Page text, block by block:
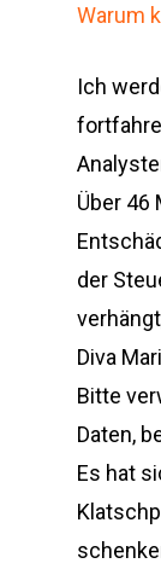
Warum
Ich
Über 46
der
Diva
Bitte
Daten,
Es hat